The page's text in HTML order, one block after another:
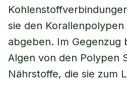
sie den
abgeben. Im Gegenzug
Algen von den Polypen
Nährstoffe, die sie zum